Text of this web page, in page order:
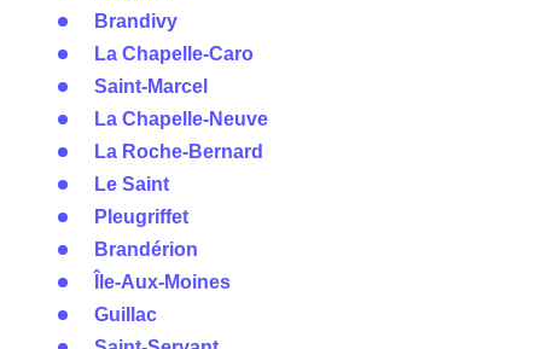
Brandivy
La Chapelle-Caro
Saint-Marcel
La Chapelle-Neuve
La Roche-Bernard
Le Saint
Pleugriffet
Brandérion
Île-Aux-Moines
Guillac